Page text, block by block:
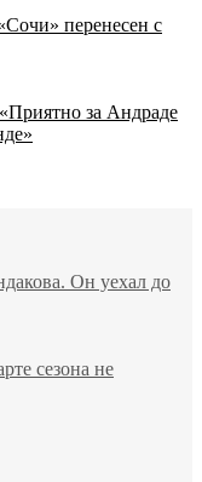
перенесен с
за Андраде
Он уехал до
сезона не